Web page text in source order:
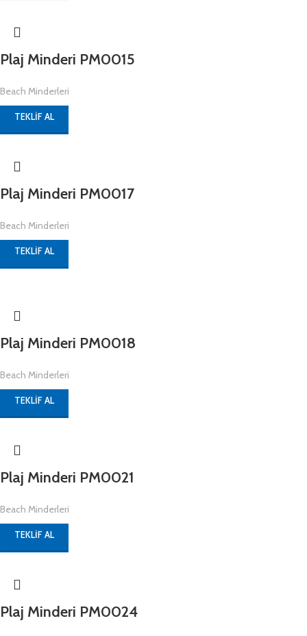
Plaj Minderi PM0015
Beach Minderleri
TEKLIF AL
Plaj Minderi PM0017
Beach Minderleri
TEKLIF AL
Plaj Minderi PM0018
Beach Minderleri
TEKLIF AL
Plaj Minderi PM0021
Beach Minderleri
TEKLIF AL
Plaj Minderi PM0024